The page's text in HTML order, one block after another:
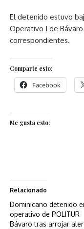
El detenido estuvo
Operativo I de
correspondientes.
Comparte esto:
Facebook
Me gusta esto:
Relacionado
Dominicano detenido
operativo de POLITUR
Bávaro tras arrojar